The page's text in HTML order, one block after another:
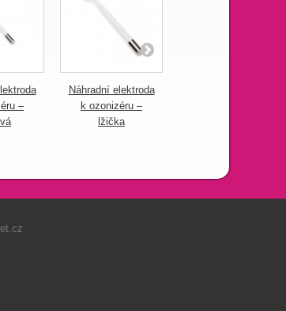
–
Náhradní elektroda
k ozonizéru –
lžička